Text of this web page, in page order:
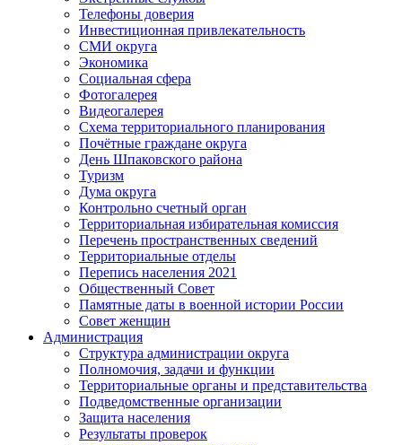
Телефоны доверия
Инвестиционная привлекательность
СМИ округа
Экономика
Социальная сфера
Фотогалерея
Видеогалерея
Схема территориального планирования
Почётные граждане округа
День Шпаковского района
Туризм
Дума округа
Контрольно счетный орган
Территориальная избирательная комиссия
Перечень пространственных сведений
Территориальные отделы
Перепись населения 2021
Общественный Совет
Памятные даты в военной истории России
Совет женщин
Администрация
Структура администрации округа
Полномочия, задачи и функции
Территориальные органы и представительства
Подведомственные организации
Защита населения
Результаты проверок